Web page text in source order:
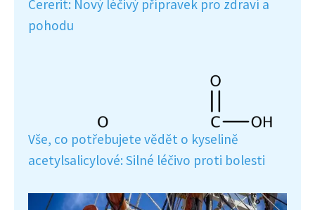
Cererit: Nový léčivý přípravek pro zdraví a
pohodu
Vše, co potřebujete vědět o kyselině
acetylsalicylové: Silné léčivo proti bolesti